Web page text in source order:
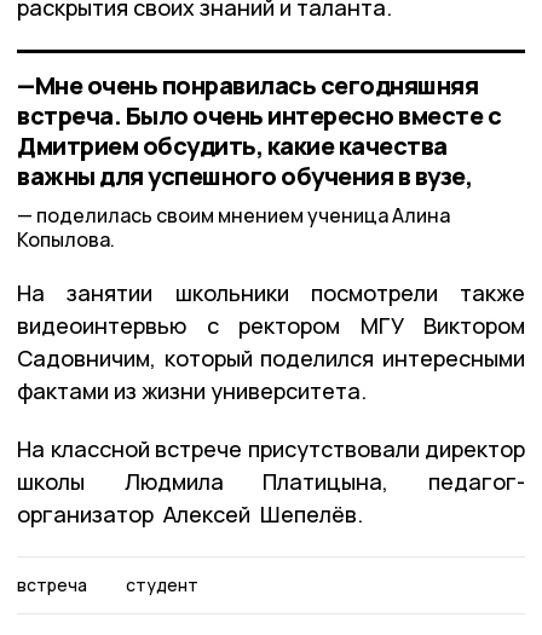
раскрытия своих знаний и таланта.
—Мне очень понравилась сегодняшняя
встреча. Было очень интересно вместе с
Дмитрием обсудить, какие качества
важны для успешного обучения в вузе,
поделилась своим мнением ученица Алина
Копылова.
На занятии школьники посмотрели также
видеоинтервью с ректором МГУ Виктором
Садовничим, который поделился интересными
фактами из жизни университета.
На классной встрече присутствовали директор
школы Людмила Платицына, педагог-
организатор Алексей Шепелёв.
встреча студент